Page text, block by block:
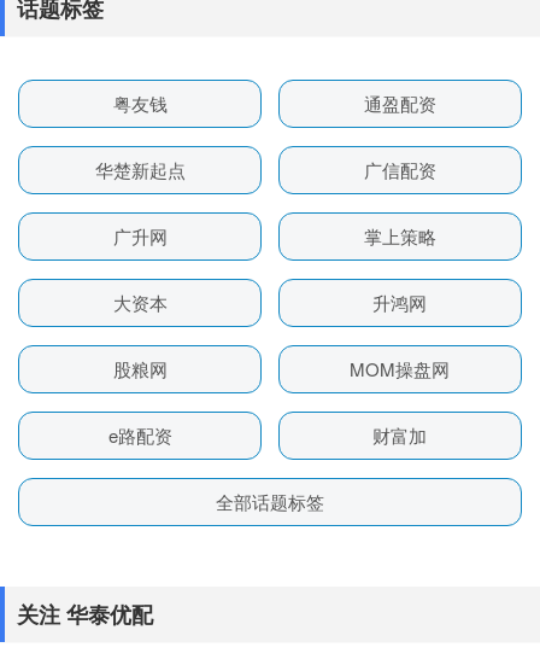
话题标签
粤友钱 通盈配资
华楚新起点 广信配资
广升网 掌上策略
大资本 升鸿网
股粮网 MOM操盘网
e路配资 财富加
全部话题标签
关注 华泰优配